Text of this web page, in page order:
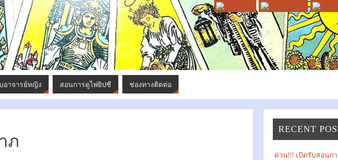
อาจารย์หญิง สอนการดูไพ่ยิปซี ช่องทางติดต่อ
ภ
RECENT
ด่วน!!! เปิดรับสอนก